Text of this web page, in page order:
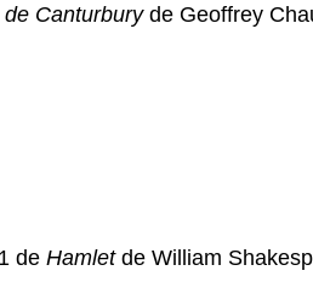
Canturburyde Geoffrey
deHamletde William